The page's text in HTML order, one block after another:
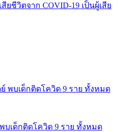
ยชีวิตจาก COVID-19 เป็นผู้เสีย
บเด็กติดโควิด 9 ราย ทั้งหมด